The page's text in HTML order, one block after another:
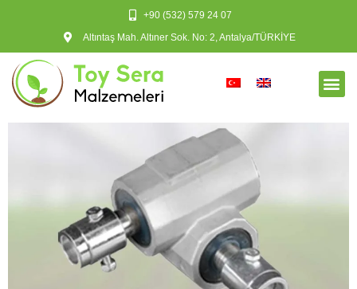
+90 (532) 579 24 07
Altıntaş Mah. Altıner Sok. No: 2, Antalya/TÜRKİYE